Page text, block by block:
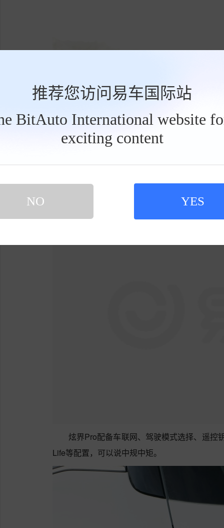
推荐您访问易车国际站
BitAuto International website
exciting content
NO YES
炫界Pro配备车联网、驾驶模式选择、遥控
Life等配置，可以说中规中矩。